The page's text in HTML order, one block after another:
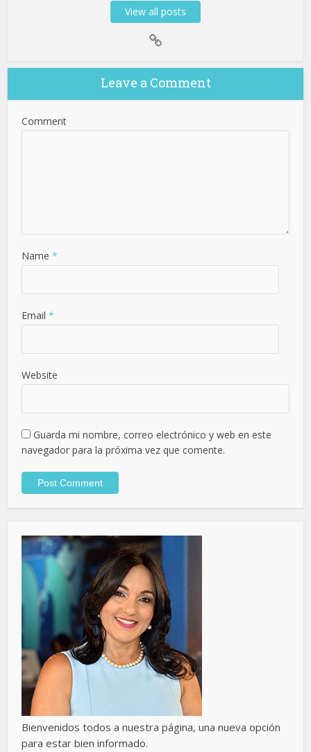
View all posts
Leave a Comment
Comment
Name *
Email *
Website
Guarda mi nombre, correo electrónico y web en este
navegador para la próxima vez que comente.
Bienvenidos todos a nuestra página, una nueva opción
para estar bien informado.